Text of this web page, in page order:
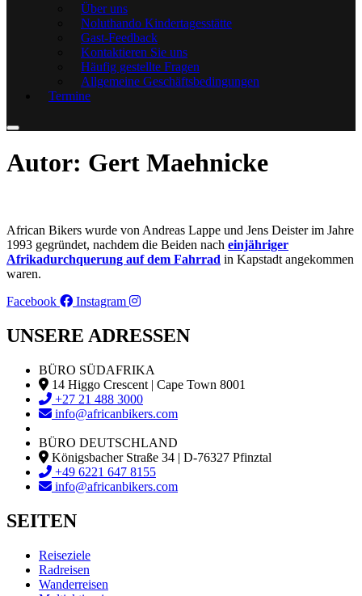
Über uns
Noluthando Kindertagesstätte
Gast-Feedback
Kontaktieren Sie uns
Häufig gestellte Fragen
Allgemeine Geschäftsbedingungen
Termine
Autor: Gert Maehnicke
African Bikers wurde von Andreas Lappe und Jens Deister im Jahre
1993 gegründet, nachdem die Beiden nach einjähriger
Afrikadurchquerung auf dem Fahrrad in Kapstadt angekommen
waren.
Facebook
Instagram
UNSERE ADRESSEN
BÜRO SÜDAFRIKA
14 Higgo Crescent | Cape Town 8001
+27 21 488 3000
info@africanbikers.com
BÜRO DEUTSCHLAND
Königsbacher Straße 34 | D-76327 Pfinztal
+49 6221 647 8155
info@africanbikers.com
SEITEN
Reiseziele
Radreisen
Wanderreisen